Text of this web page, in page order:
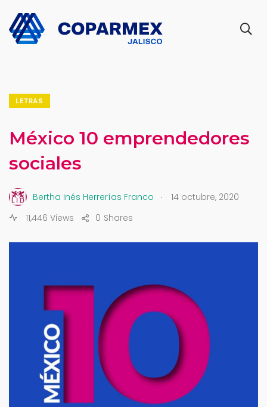
LETRAS
México 10 emprendedores
sociales
Bertha Inés Herrerías Franco .
14 octubre, 2020
11,446 Views
Shares
0